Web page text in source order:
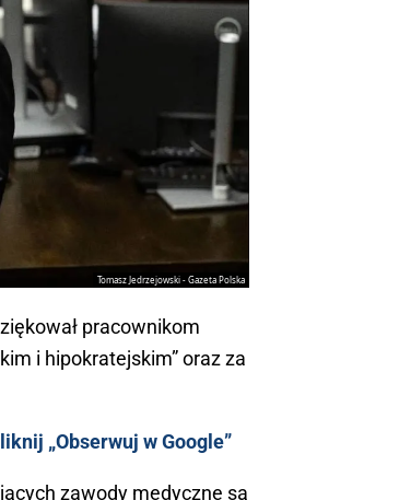
Tomasz Jedrzejowski - Gazeta Polska
pracownikom
i hipokratejskim” oraz za
„Obserwuj w Google”
zawody medyczne są